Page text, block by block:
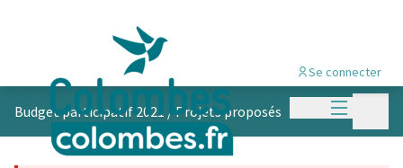
Menu
Se connecter
Budget participatif 2021 /Projets proposés